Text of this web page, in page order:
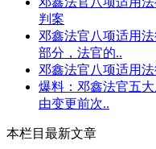
判案
邓鑫法官八项适用
部分，法官的..
邓鑫法官八项适用
爆料：邓鑫法官五
由变更前次..
本栏目最新文章